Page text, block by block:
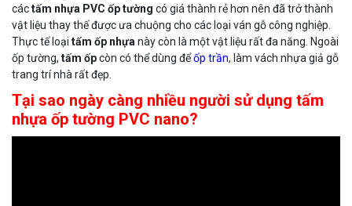
cáctấm nhựa PVC ốp tường có giá thành rẻ hơn nên đã trở thành
vật liệu thay thế được ưa chuộng cho các loại ván gỗ công nghiệp.
Thực tế loại tấm ốp nhựanày còn là một vật liệu rất đa năng. Ngoài
ốp tường, tấm ốpcòn có thể dùng đểốp trần, làm vách nhựa giả gỗ
trang trí nhà rất đẹp.
Tại sao ngày càng nhiều người sử dụng tấm
nhựa ốp tường PVC nano?